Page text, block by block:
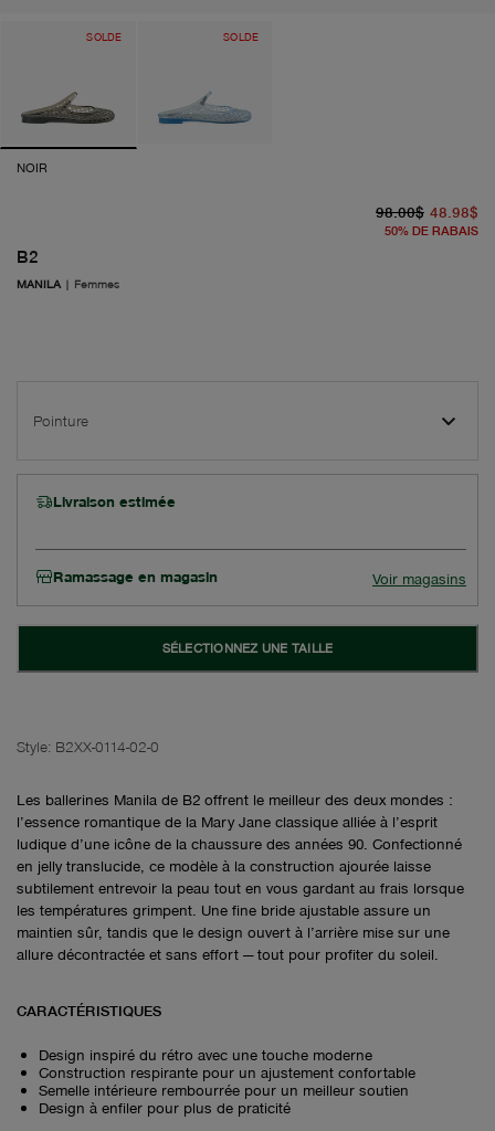
SOLDE SOLDE
NOIR
B2
MANILA | Femmes
98.00$ 48.98$
50% DE RABAIS
Pointure
Livraison estimée
Ramassage en magasin Voir magasins
SÉLECTIONNEZ UNE TAILLE
Style: B2XX-0114-02-0
Les ballerines Manila de B2 offrent le meilleur des deux mondes :
l’essence romantique de la Mary Jane classique alliée à l’esprit
ludique d’une icône de la chaussure des années 90. Confectionné
en jelly translucide, ce modèle à la construction ajourée laisse
subtilement entrevoir la peau tout en vous gardant au frais lorsque
les températures grimpent. Une fine bride ajustable assure un
maintien sûr, tandis que le design ouvert à l’arrière mise sur une
allure décontractée et sans effort — tout pour profiter du soleil.
CARACTÉRISTIQUES
Design inspiré du rétro avec une touche moderne
Construction respirante pour un ajustement confortable
Semelle intérieure rembourrée pour un meilleur soutien
Design à enfiler pour plus de praticité